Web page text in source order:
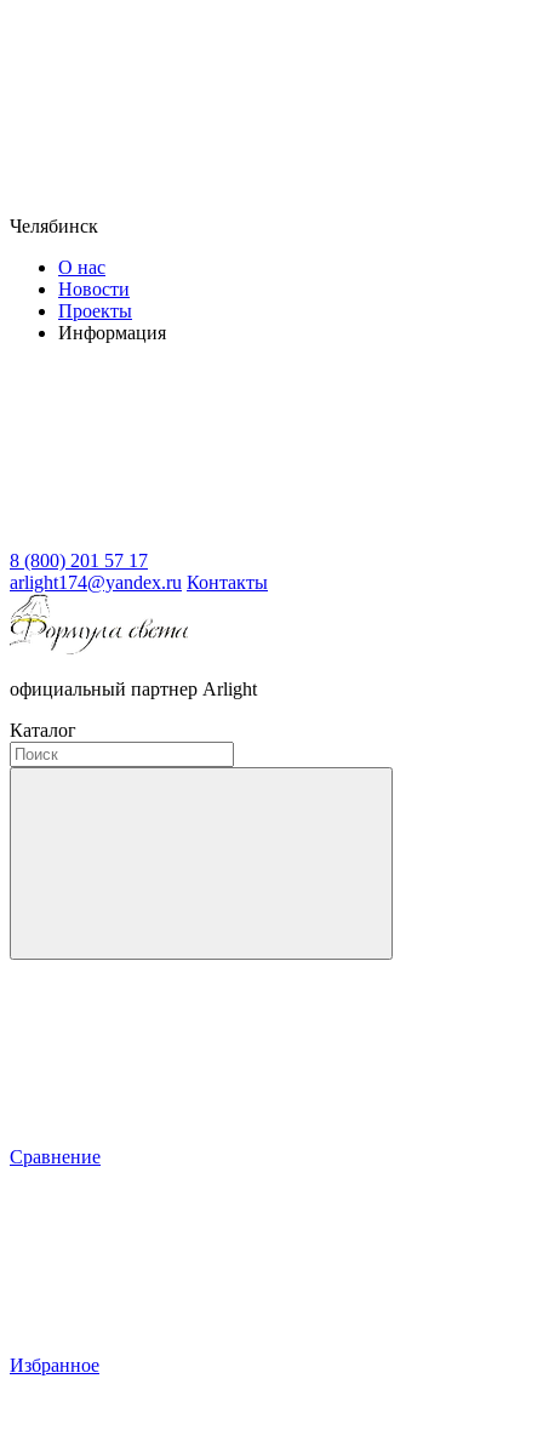
Челябинск
О нас
Новости
Проекты
Информация
8 (800) 201 57 17
arlight174@yandex.ru Контакты
официальный партнер Arlight
Каталог
Сравнение
Избранное